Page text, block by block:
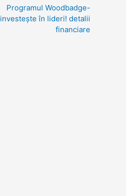
Programul Woodbadge-
investește în lideri! detalii
financiare